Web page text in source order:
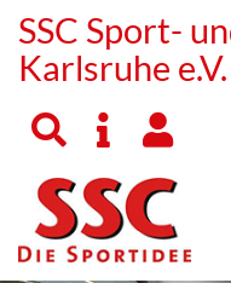
SSC Sport-
Karlsruhe e.V.